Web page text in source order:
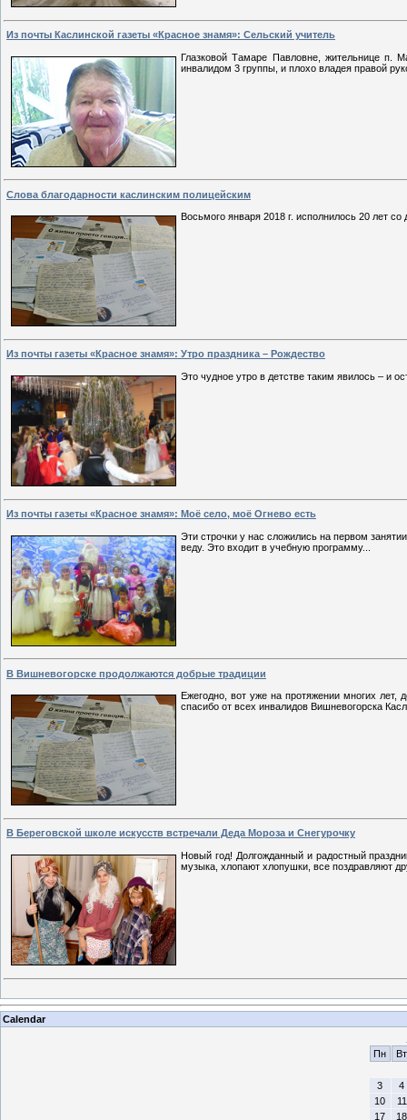
Из почты Каслинской газеты «Красное знамя»: Сельский учитель
Глазковой Тамаре Павловне, жительнице п.
инвалидом 3 группы, и плохо владея правой
Слова благодарности каслинским полицейским
Восьмого января 2018 г. исполнилось 20 лет
Из почты газеты «Красное знамя»: Утро праздника – Рождество
Это чудное утро в детстве таким явилось – и
Из почты газеты «Красное знамя»: Моё село, моё Огнево есть
Эти строчки у нас сложились на первом
веду. Это входит в учебную программу...
В Вишневогорске продолжаются добрые традиции
Ежегодно, вот уже на протяжении многих лет,
спасибо от всех инвалидов Вишневогорска
В Береговской школе искусств встречали Деда Мороза и Снегурочку
Новый год! Долгожданный и радостный
музыка, хлопают хлопушки, все поздравляют
Calendar
Пн
Вт
3
4
10
11
17
18